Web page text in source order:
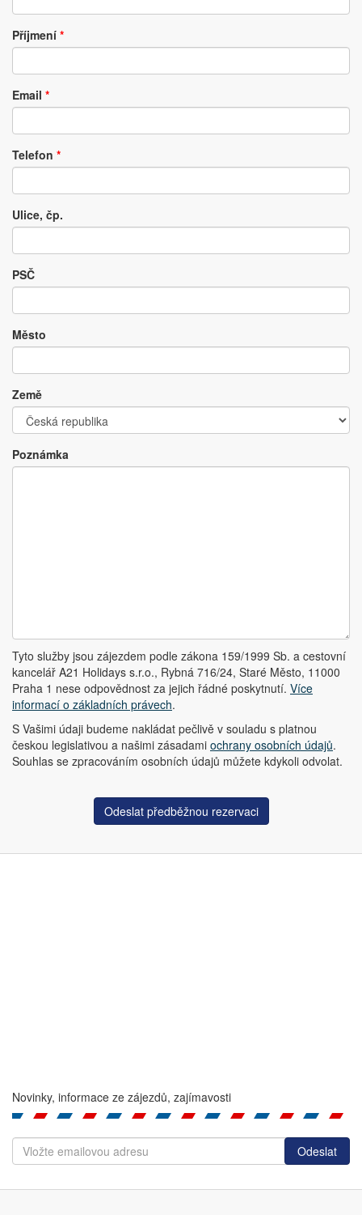
Příjmení *
Email *
Telefon *
Ulice, čp.
PSČ
Město
Země
Poznámka
Tyto služby jsou zájezdem podle zákona 159/1999 Sb. a cestovní
kancelář A21 Holidays s.r.o., Rybná 716/24, Staré Město, 11000
Praha 1 nese odpovědnost za jejich řádné poskytnutí. Více
informací o základních právech.
S Vašimi údaji budeme nakládat pečlivě v souladu s platnou
českou legislativou a našimi zásadami ochrany osobních údajů.
Souhlas se zpracováním osobních údajů můžete kdykoli odvolat.
Odeslat předběžnou rezervaci
Novinky, informace ze zájezdů, zajímavosti